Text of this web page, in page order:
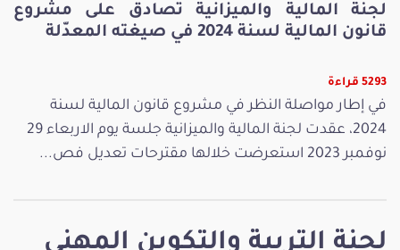
لجنة التربية والتكوين المهني
لجنة المالية والميزانية تصادق على مشروع
قانون المالية لسنة 2024 في صيغته المعدّلة
5293 قراءة
في إطار مواصلة النظر في مشروع قانون المالية لسنة
2024، عقدت لجنة المالية والميزانية جلسة يوم الاربعاء 29
نوفمبر 2023 استعرضت خلالها مقترحات تعديل فص...